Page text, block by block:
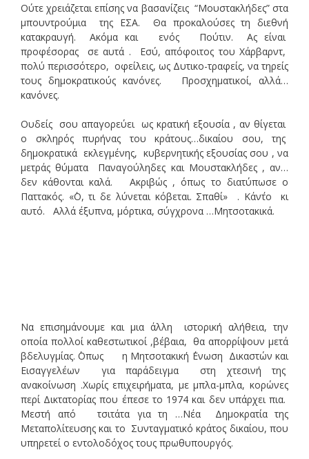
Ούτε χρειάζεται επίσης να βασανίζεις “Μουστακλήδες” στα
μπουντρούμια της ΕΣΑ. Θα προκαλούσες τη διεθνή
κατακραυγή. Ακόμα και ενός Πούτιν. Ας είναι
προφέσορας σε αυτά . Εσύ, απόφοιτος του Χάρβαρντ,
πολύ περισσότερο, οφείλεις, ως Δυτικο-τραφείς, να τηρείς
τους δημοκρατικούς κανόνες. Προσχηματικοί, αλλά…
κανόνες.
Ουδείς σου απαγορεύει ως κρατική εξουσία , αν θίγεται
ο σκληρός πυρήνας του κράτους…δικαίου σου, της
δημοκρατικά εκλεγμένης, κυβερνητικής εξουσίας σου , να
μετράς θύματα Παναγούληδες και Μουστακλήδες , αν…
δεν κάθονται καλά. Ακριβώς , όπως το διατύπωσε ο
Παττακός. «΄Ο, τι δε λύνεται κόβεται. Σπαθί» . Κάν΄το κι
αυτό. Αλλά έξυπνα, μόρτικα, σύγχρονα …Μητσοτακικά.
Να επισημάνουμε και μια άλλη ιστορική αλήθεια, την
οποία πολλοί καθεστωτικοί ,βέβαια, θα απορρίψουν μετά
βδελυγμίας. ΄Οπως η Μητσοτακική ΄Ενωση Δικαστών και
Εισαγγελέων για παράδειγμα στη χτεσινή της
ανακοίνωση .Χωρίς επιχειρήματα, με μπλα-μπλα, κορώνες
περί Δικτατορίας που έπεσε το 1974 και δεν υπάρχει πια.
Μεστή από τσιτάτα για τη …Νέα Δημοκρατία της
Μεταπολίτευσης και το Συνταγματικό κράτος δικαίου, που
υπηρετεί ο εντολοδόχος τους πρωθυπουργός.